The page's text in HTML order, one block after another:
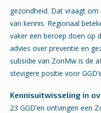
gezondheid. Dat vraagt
van kennis. Regionaal
vaker een beroep doen op
advies over preventie en
subsidie van ZonMw is de
stevigere positie voor
Kennisuitwisseling in
23 GGD’en ontvingen een